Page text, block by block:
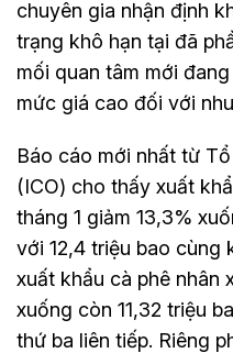
chuyên gia nhận định
trạng khô hạn tại đã
mối quan tâm mới
mức giá cao đối với
Báo cáo mới nhất từ
(ICO) cho thấy xuất
tháng 1 giảm 13,3%
với 12,4 triệu bao cùng
xuất khẩu cà phê nhân
xuống còn 11,32 triệu
thứ ba liên tiếp. Riêng